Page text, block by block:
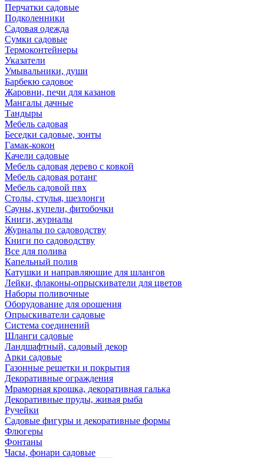
Перчатки садовые
Подколенники
Садовая одежда
Сумки садовые
Термоконтейнеры
Указатели
Умывальники, души
Барбекю садовое
Жаровни, печи для казанов
Мангалы дачные
Тандыры
Мебель садовая
Беседки садовые, зонты
Гамак-кокон
Качели садовые
Мебель садовая дерево с ковкой
Мебель садовая ротанг
Мебель садовой пвх
Столы, стулья, шезлонги
Сауны, купели, фитобочки
Книги, журналы
Журналы по садоводству
Книги по садоводству
Все для полива
Капельный полив
Катушки и направляюшие для шлангов
Лейки, флаконы-опрыскиватели для цветов
Наборы поливочные
Оборудование для орошения
Опрыскиватели садовые
Система соединений
Шланги садовые
Ландшафтный, садовый декор
Арки садовые
Газонные решетки и покрытия
Декоративные ограждения
Мраморная крошка, декоративная галька
Декоративные пруды, живая рыба
Ручейки
Садовые фигуры и декоративные формы
Флюгеры
Фонтаны
Часы, фонари садовые